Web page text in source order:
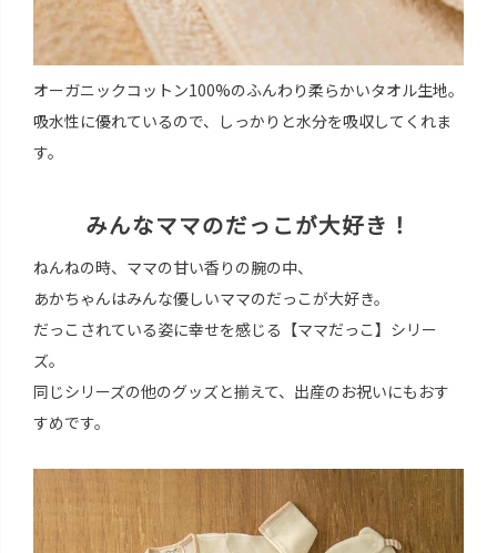
オーガニックコットン100%のふんわり柔らかいタオル生地。
吸水性に優れているので、しっかりと水分を吸収してくれま
す。
みんなママのだっこが大好き！
ねんねの時、ママの甘い香りの腕の中、
あかちゃんはみんな優しいママのだっこが大好き。
だっこされている姿に幸せを感じる【ママだっこ】シリー
ズ。
同じシリーズの他のグッズと揃えて、出産のお祝いにもおす
すめです。